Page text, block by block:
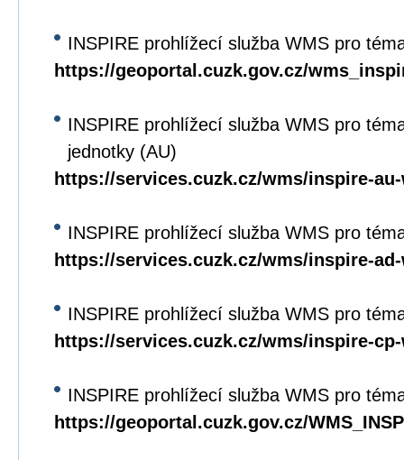
INSPIRE prohlížecí služba WMS pro
https://geoportal.cuzk.gov.cz/
INSPIRE prohlížecí služba WMS pro
jednotky (AU)
https://services.cuzk.cz/wms/inspire-
INSPIRE prohlížecí služba WMS pro
https://services.cuzk.cz/wms/inspire-
INSPIRE prohlížecí služba WMS pro
https://services.cuzk.cz/wms/inspire-
INSPIRE prohlížecí služba WMS pro
https://geoportal.cuzk.gov.cz/